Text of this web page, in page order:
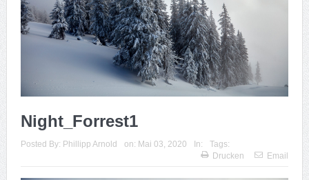
Night_Forrest1
Posted By: Phillipp Arnold on: Mai 03, 2020 In:
Tags:
Drucken
Email